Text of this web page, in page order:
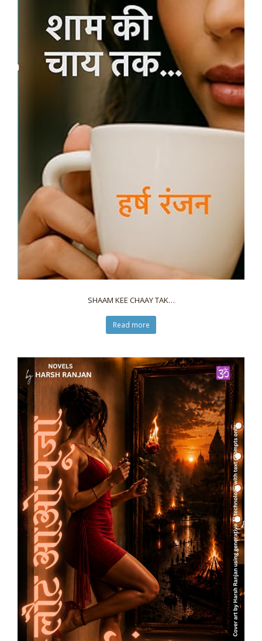
SHAAM KEE CHAAY TAK…
Read more